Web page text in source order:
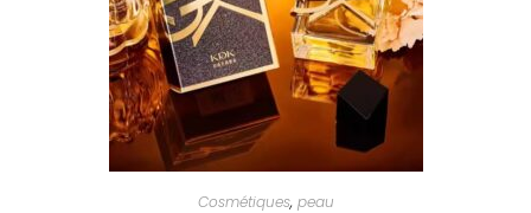
Cosmétiques, peau